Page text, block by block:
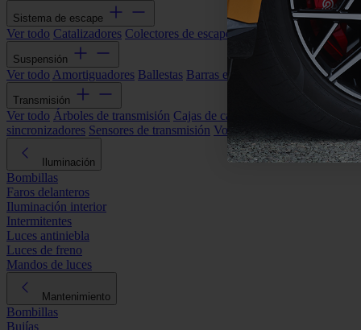
Sistema de escape
Ver todo Catalizadores Colectores de escape Filtros de partículas
Suspensión
Ver todo Amortiguadores Ballestas Barras estabilizadoras Bieletas y
Transmisión
Ver todo Árboles de transmisión Cajas de cambios automáticas
sincronizadores Sensores de transmisión Volantes de motor
Iluminación
Bombillas
Faros delanteros
Iluminación interior
Intermitentes
Luces antiniebla
Luces de freno
Mandos de luces
Mantenimiento
Bombillas
Bujías